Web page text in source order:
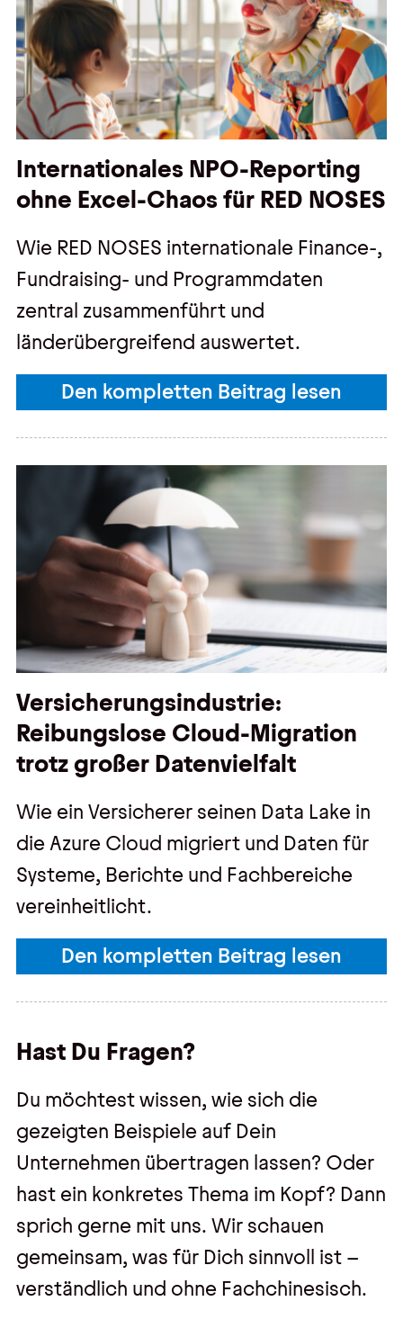
Internationales NPO-Reporting
ohne Excel-Chaos für RED NOSES
Wie RED NOSES internationale Finance-,
Fundraising- und Programmdaten
zentral zusammenführt und
länderübergreifend auswertet.
Den kompletten Beitrag lesen
Versicherungsindustrie:
Reibungslose Cloud-Migration
trotz großer Datenvielfalt
Wie ein Versicherer seinen Data Lake in
die Azure Cloud migriert und Daten für
Systeme, Berichte und Fachbereiche
vereinheitlicht.
Den kompletten Beitrag lesen
Hast Du Fragen?
Du möchtest wissen, wie sich die
gezeigten Beispiele auf Dein
Unternehmen übertragen lassen? Oder
hast ein konkretes Thema im Kopf? Dann
sprich gerne mit uns. Wir schauen
gemeinsam, was für Dich sinnvoll ist –
verständlich und ohne Fachchinesisch.